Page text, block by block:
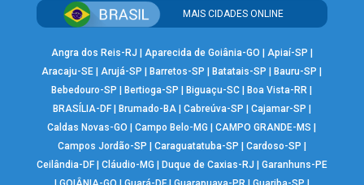
MAIS CIDADES ONLINE
Angra dos Reis-RJ Aparecida de Goiânia-GO Apiaí-SP
Aracaju-SE |Arujá-SP Barretos-SP Batatais-SP Bauru-SP
Bebedouro-SP
Bertioga-SP Biguaçu-SC Boa Vista-RR
BRASÍLIA-DF| Brumado-BA| Cabreúva-SP Cajamar-SP
Caldas Novas-GO
|Campo Belo-MG |CAMPO GRANDE-MS
Campos Jordão-SP
Caraguatatuba-SP Cardoso-SP
Ceilândia-DF| Cláudio-MG Duque de Caxias-RJ
Garanhuns-PE